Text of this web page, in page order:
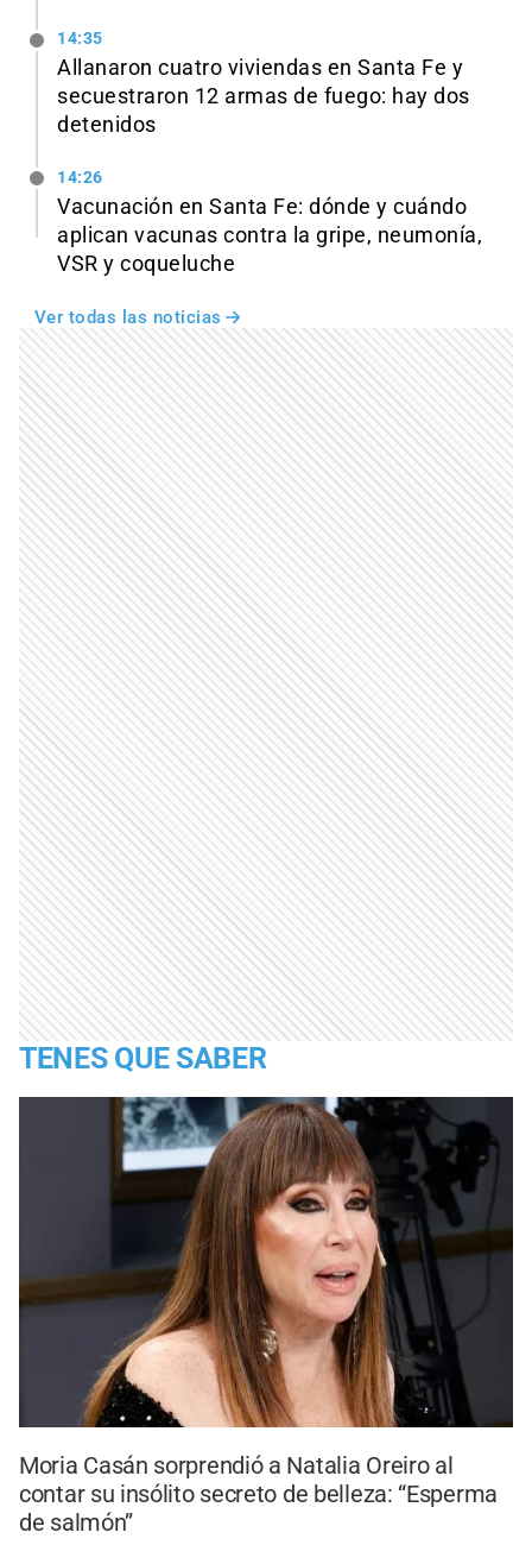
14:35
Allanaron cuatro viviendas en Santa Fe y
secuestraron 12 armas de fuego: hay dos
detenidos
14:26
Vacunación en Santa Fe: dónde y cuándo
aplican vacunas contra la gripe, neumonía,
VSR y coqueluche
Ver todas las noticias
TENES QUE SABER
Moria Casán sorprendió a Natalia Oreiro al
contar su insólito secreto de belleza: “Esperma
de salmón”